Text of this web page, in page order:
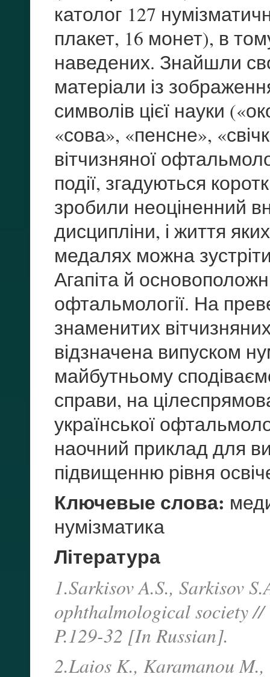
католог 127
плакет, 16 монет), в
наведених. Знайшли
матеріали із
символів цієї науки
«сова», «пенсне»,
вітчизняної
події, згадуються
зробили неоціненний
дисципліни, і життя
медалях можна
Агапіта й
офтальмології. На
знаменитих
відзначена випуском
майбутньому
справи, на
української
наочний приклад для
підвищенню рівня
Ключевые слова:
нумізматика
Література
1.Sarkisov A.S., Sarkisov
ophthalmological society
P.129-32 [In Russian].
2.Laios K., Karamanou